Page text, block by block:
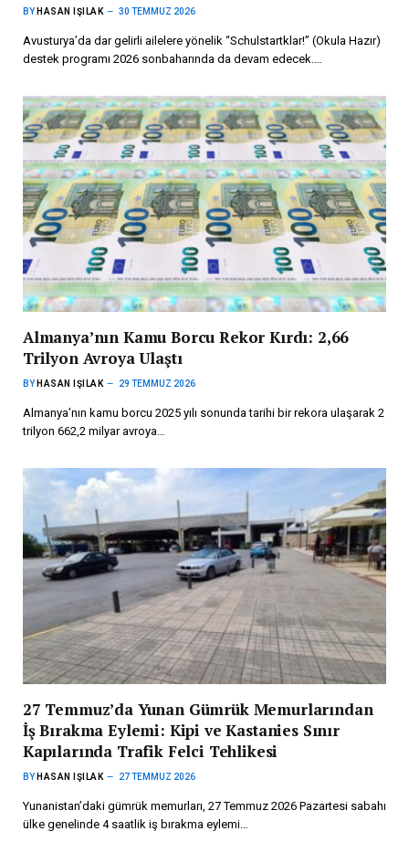
BY HASAN IŞILAK 30 TEMMUZ 2026
Avusturya’da dar gelirli ailelere yönelik “Schulstartklar!” (Okula Hazır)
destek programı 2026 sonbaharında da devam edecek.…
Almanya’nın Kamu Borcu Rekor Kırdı: 2,66
Trilyon Avroya Ulaştı
BY HASAN IŞILAK 29 TEMMUZ 2026
Almanya’nın kamu borcu 2025 yılı sonunda tarihi bir rekora ulaşarak 2
trilyon 662,2 milyar avroya…
27 Temmuz’da Yunan Gümrük Memurlarından
İş Bırakma Eylemi: Kipi ve Kastanies Sınır
Kapılarında Trafik Felci Tehlikesi
BY HASAN IŞILAK 27 TEMMUZ 2026
Yunanistan’daki gümrük memurları, 27 Temmuz 2026 Pazartesi sabahı
ülke genelinde 4 saatlik iş bırakma eylemi…